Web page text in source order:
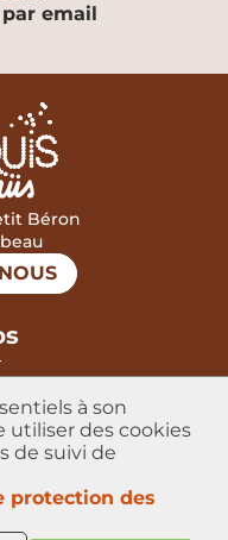
à son
des cookies
de suivi de
protection des
email
Béron
de Vente